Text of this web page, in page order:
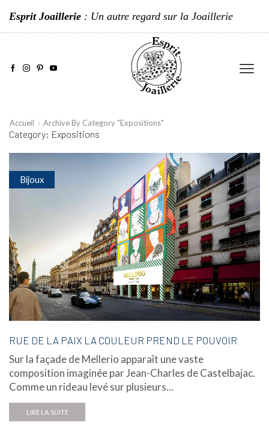
Esprit Joaillerie : Un autre regard sur la Joaillerie
Accueil Archive By Category "Expositions"
Category: Expositions
Bijoux
RUE DE LA PAIX LA COULEUR PREND LE POUVOIR
Sur la façade de Mellerio apparaît une vaste
composition imaginée par Jean-Charles de Castelbajac.
Comme un rideau levé sur plusieurs...
LIRE LA SUITE